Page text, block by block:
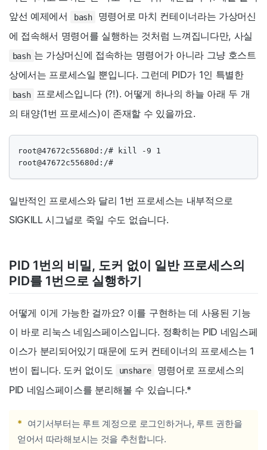
앞선 예제에서
bash
명령어로 마치 컨테이너라는 가상머신
에 접속해서 명령어를 실행하는 것처럼 느껴집니다만, 사실
bash 는 가상머신에 접속하는 명령어가 아니라 그냥 호스트
상에서는 프로세스일 뿐입니다. 그런데 PID가 1인 특별한
bash
프로세스입니다 (?!). 어떻게 하나의 하늘 아래 두 개
의 태양(1번 프로세스)이 존재할 수 있을까요.
root@47672c55680d:/# kill -9 1
root@47672c55680d:/#
일반적인 프로세스와 달리 1번 프로세스는 내부적으로
SIGKILL 시그널로 죽일 수도 없습니다.
PID 1번의 비밀, 도커 없이 일반 프로세스의
PID를 1번으로 실행하기
어떻게 이게 가능한 걸까요? 이를 구현하는 데 사용된 기능
이 바로 리눅스 네임스페이스입니다. 정확히는 PID 네임스페
이스가 분리되어있기 때문에 도커 컨테이너의 프로세스는 1
번이 됩니다. 도커 없이도
unshare
명령어로 프로세스의
PID 네임스페이스를 분리해볼 수 있습니다.*
* 여기서부터는 루트 계정으로 로그인하거나, 루트 권한을
얻어서 따라해보시는 것을 추천합니다.